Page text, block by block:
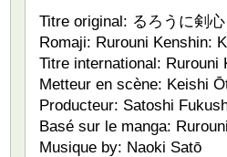
Titre original: るろうに剣
Romaji: Rurouni Kenshin:
Titre international: Rurouni
Metteur en scène: Keishi
Producteur: Satoshi
Basé sur le manga:
Musique by: Naoki Satō